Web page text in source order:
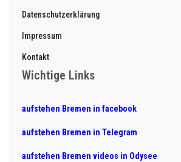
Datenschutzerklärung
Impressum
Kontakt
Wichtige Links
aufstehen Bremen in facebook
aufstehen Bremen in Telegram
aufstehen Bremen videos in Odysee